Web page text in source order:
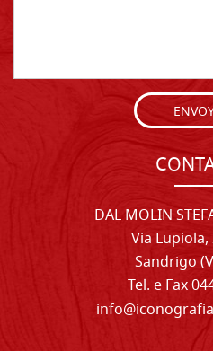
DAL MOLIN
Via Lupiola,
Sandrigo
Tel. e Fax